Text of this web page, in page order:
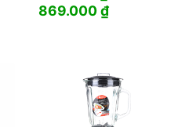
Giá
869.000₫Giá
869.000 ₫.